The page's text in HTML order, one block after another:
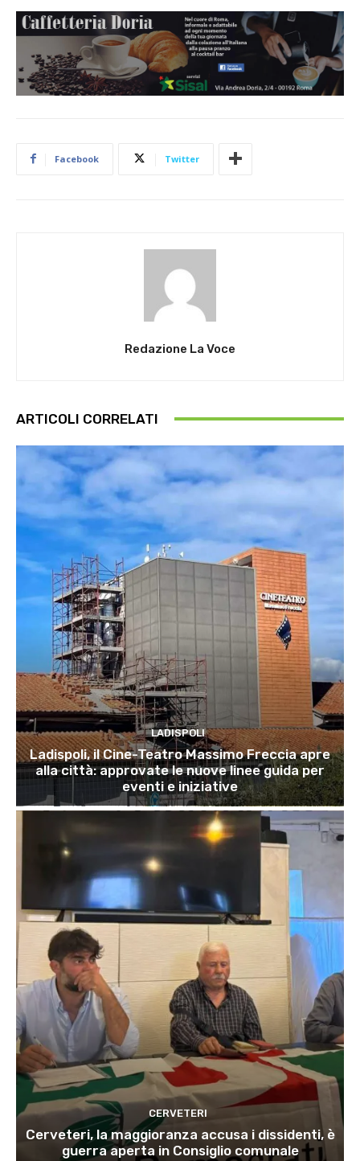
Facebook Twitter
Redazione La Voce
ARTICOLI CORRELATI
LADISPOLI
Ladispoli, il Cine-Teatro Massimo Freccia apre
alla città: approvate le nuove linee guida per
eventi e iniziative
CERVETERI
Cerveteri, la maggioranza accusa i dissidenti, è
guerra aperta in Consiglio comunale